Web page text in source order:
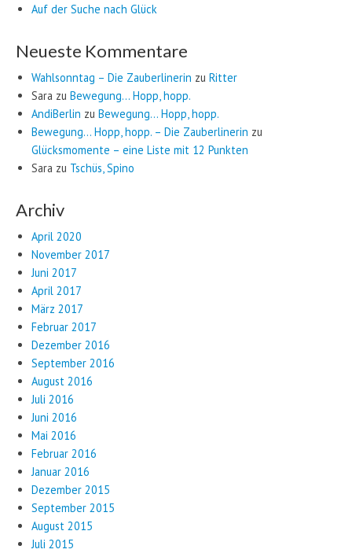
Auf der Suche nach Glück
Neueste Kommentare
Wahlsonntag – Die Zauberlinerin zu Ritter
Sara zu Bewegung… Hopp, hopp.
AndiBerlin zu Bewegung… Hopp, hopp.
Bewegung… Hopp, hopp. – Die Zauberlinerin zu
Glücksmomente – eine Liste mit 12 Punkten
Sara zu Tschüs, Spino
Archiv
April 2020
November 2017
Juni 2017
April 2017
März 2017
Februar 2017
Dezember 2016
September 2016
August 2016
Juli 2016
Juni 2016
Mai 2016
Februar 2016
Januar 2016
Dezember 2015
September 2015
August 2015
Juli 2015